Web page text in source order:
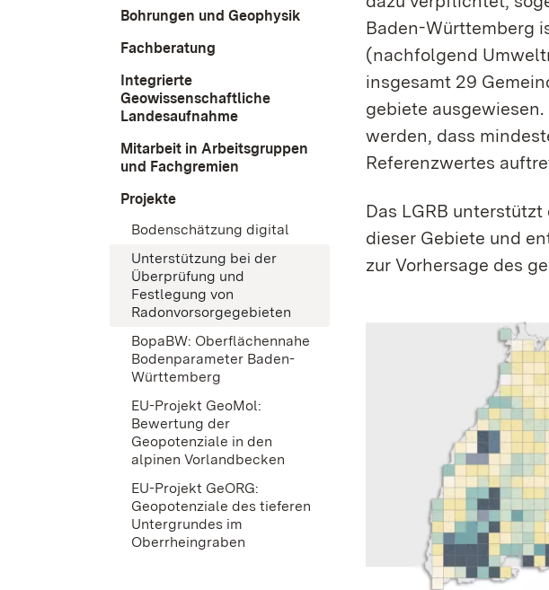
Bohrungen und Geophysik
Fachberatung
Integrierte
Geowissenschaftliche
Landesaufnahme
Mitarbeit in Arbeitsgruppen
und Fachgremien
Projekte
Bodenschätzung digital
Unterstützung bei der
Überprüfung und
Festlegung von
Radonvorsorgegebieten
BopaBW: Oberflächennahe
Bodenparameter Baden-
Württemberg
EU-Projekt GeoMol:
Bewertung der
Geopotenziale in den
alpinen Vorlandbecken
EU-Projekt GeORG:
Geopotenziale des tieferen
Untergrundes im
Oberrheingraben
Baden-Württemberg
(nachfolgend
insgesamt 29
gebiete
werden, dass
Referenz­wertes
Das LGRB
dieser Gebiete und
zur Vorhersage des